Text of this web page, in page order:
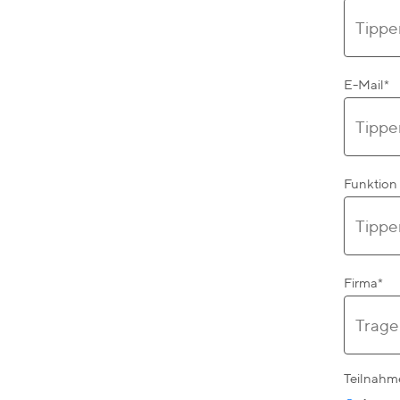
E-Mail*
Funktion
Firma*